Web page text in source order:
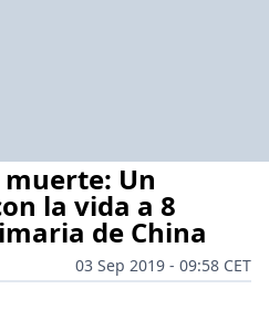
muerte: Un
la vida a 8
de China
03 Sep 2019 - 09:58 CET